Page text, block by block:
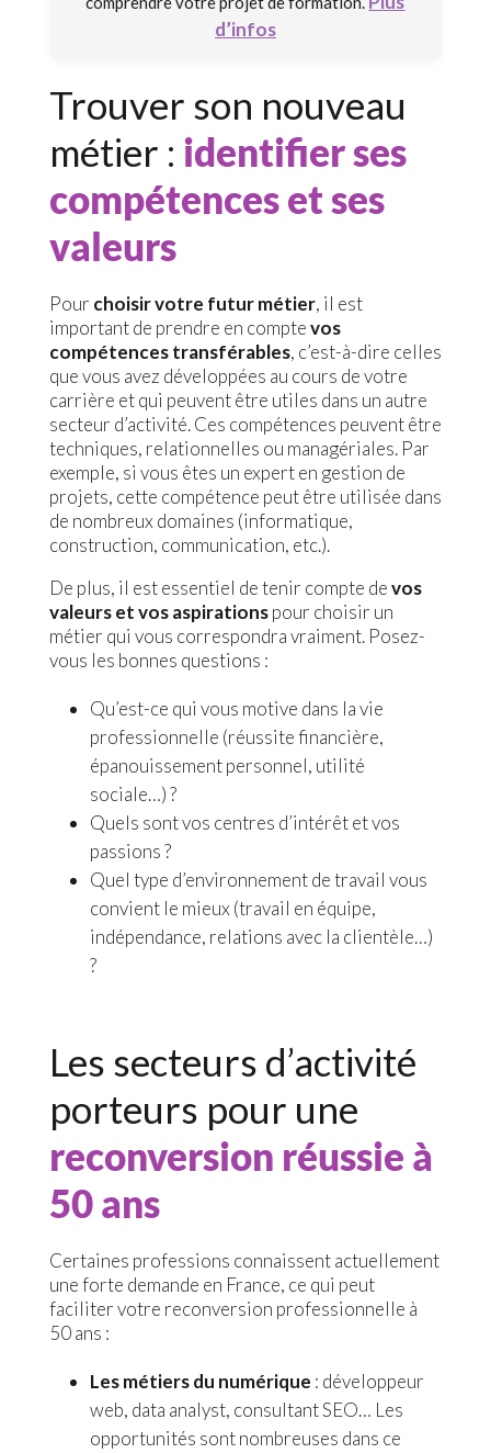
d’infos
Trouver son nouveau
métier : identifier ses
compétences et ses
valeurs
Pour choisir votre futur métier, il est
important de prendre en comptevos
compétences transférables, c’est-à-dire celles
que vous avez développées au cours de votre
carrière et qui peuvent être utiles dans un autre
secteur d’activité. Ces compétences peuvent être
techniques, relationnelles ou managériales. Par
exemple, si vous êtes un expert en gestion de
projets, cette compétence peut être utilisée dans
de nombreux domaines (informatique,
construction, communication, etc.).
De plus, il est essentiel de tenir compte devos
valeurs et vos aspirationspour choisir un
métier qui vous correspondra vraiment. Posez-
vous les bonnes questions :
Qu’est-ce qui vous motive dans la vie
professionnelle (réussite financière,
épanouissement personnel, utilité
sociale…) ?
Quels sont vos centres d’intérêt et vos
passions ?
Quel type d’environnement de travail vous
convient le mieux (travail en équipe,
indépendance, relations avec la clientèle…)
?
Les secteurs d’activité
porteurs pour une
reconversion réussie à
50 ans
Certaines professions connaissent actuellement
une forte demande en France, ce qui peut
faciliter votre reconversion professionnelle à
50 ans :
Les métiers du numérique : développeur
web, data analyst, consultant SEO… Les
opportunités sont nombreuses dans ce